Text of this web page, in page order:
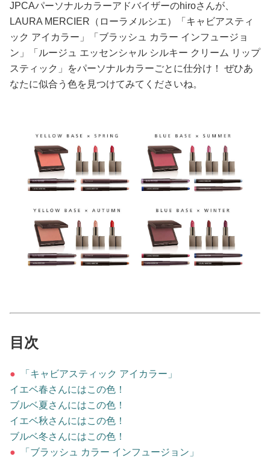
恋愛/結婚/離婚
美容/健康
ワークスタイル
ココロ/カラダ
グルメ
トラベル
カルチャー/エンタメ
ゲーム
JPCAパーソナルカラーアドバイザーのhiroさんが、
LAURA MERCIER（ローラメルシエ）「キャビアスティ
ック アイカラー」「ブラッシュ カラー インフュージョ
ン」「ルージュ エッセンシャル シルキー クリーム リップ
スティック」をパーソナルカラーごとに仕分け！ ぜひあ
なたに似合う色を見つけてみてくださいね。
目次
●
「キャビアスティック アイカラー」
イエベ春さんにはこの色！
ブルベ夏さんにはこの色！
イエベ秋さんにはこの色！
ブルベ冬さんにはこの色！
●
「ブラッシュ カラー インフュージョン」